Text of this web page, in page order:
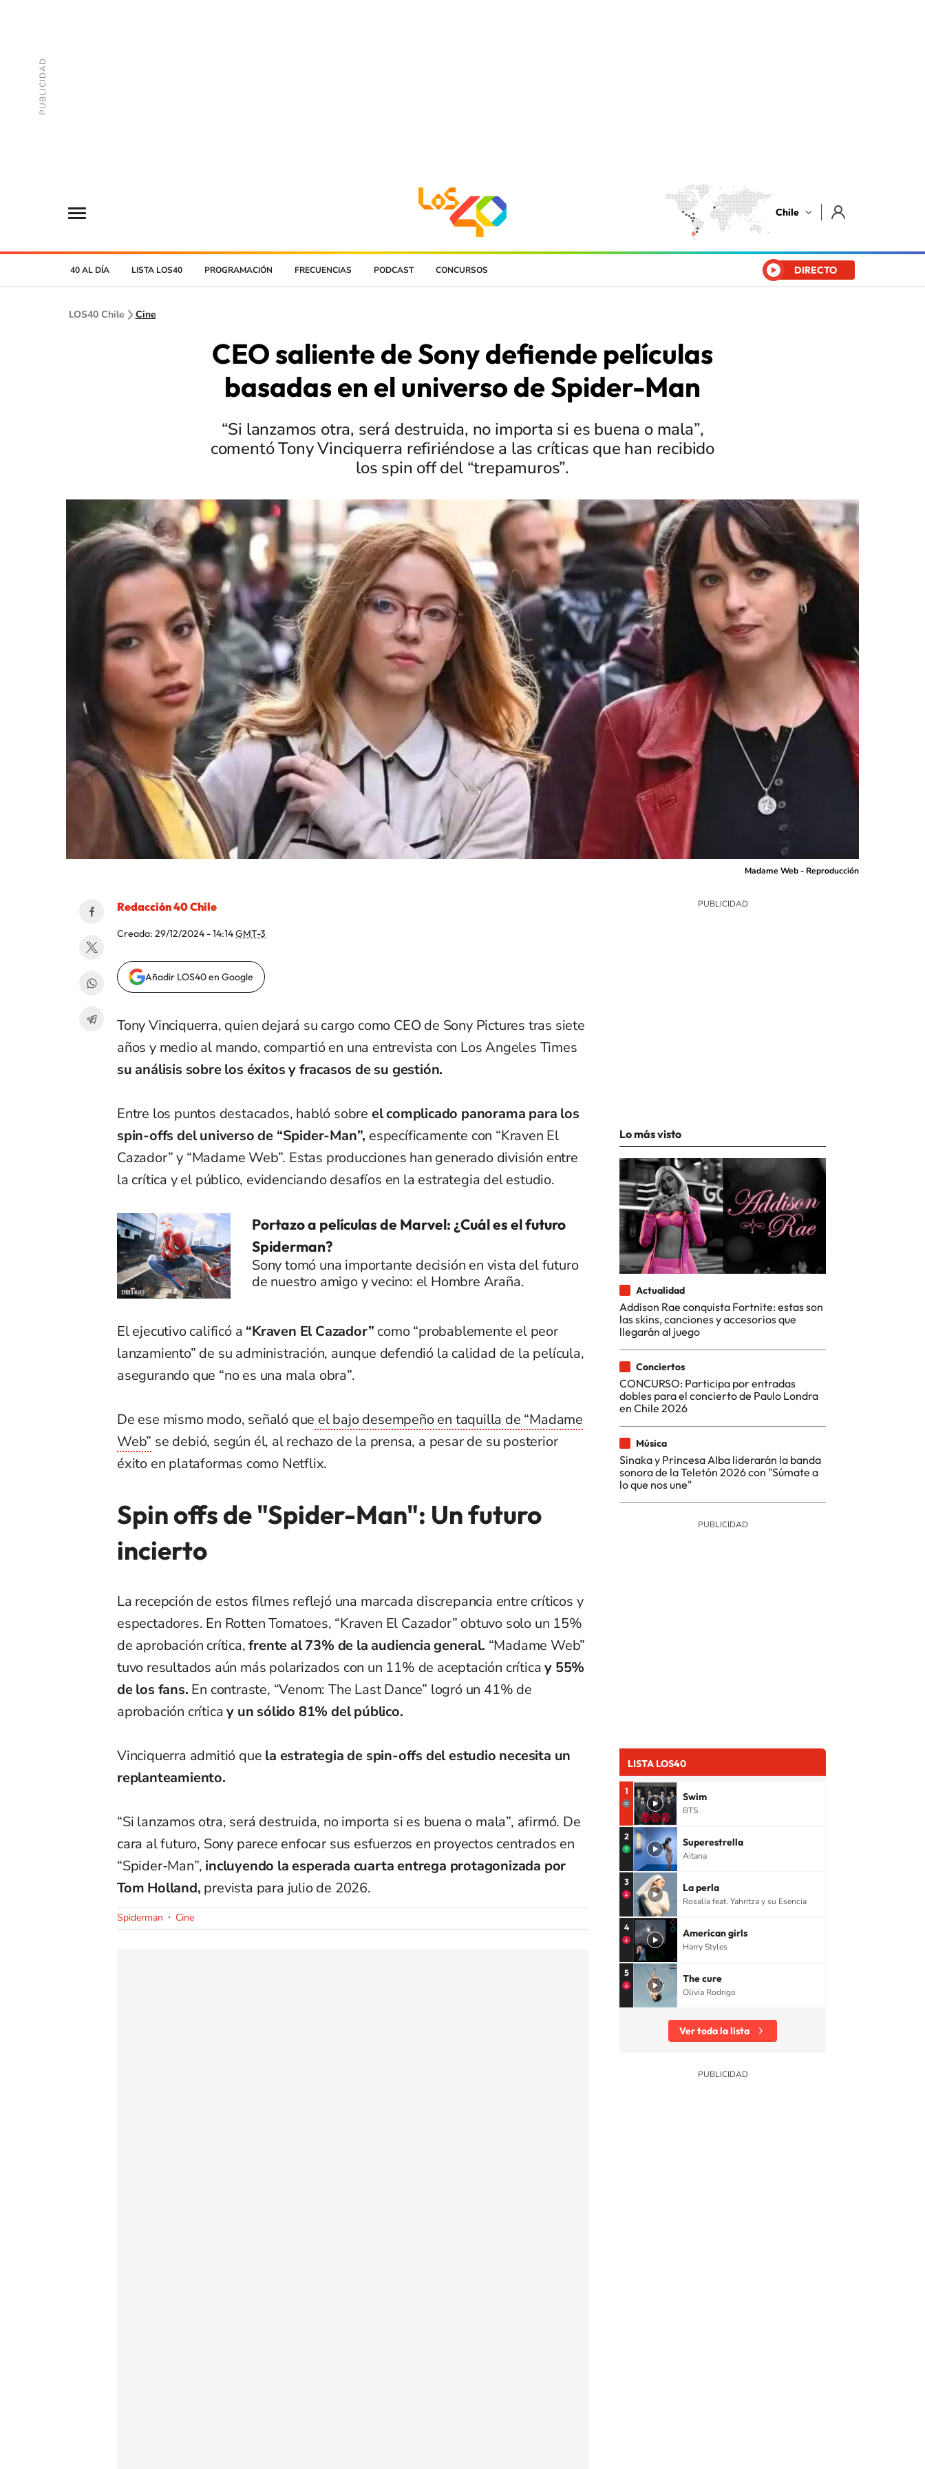
Chile
40 AL DÍA LISTA LOS40 PROGRAMACIÓN FRECUENCIAS PODCAST CONCURSOS DIRECTO
LOS40 Chile Cine
CEO saliente de Sony defiende películas
basadas en el universo de Spider-Man
“Si lanzamos otra, será destruida, no importa si es buena o mala”,
comentó Tony Vinciquerra refiriéndose a las críticas que han recibido
los spin off del “trepamuros”.
Madame Web - Reproducción
Redacción 40 Chile
Creada: 29/12/2024 - 14:14GMT-3
Añadir LOS40 en Google
Tony Vinciquerra, quien dejará su cargo como CEO de Sony Pictures tras siete
años y medio al mando, compartió en una entrevista con Los Angeles Times
su análisis sobre los éxitos y fracasos de su gestión.
Entre los puntos destacados, habló sobre el complicado panorama para los
spin-offs del universo de “Spider-Man”, específicamente con “Kraven El
Cazador” y “Madame Web”. Estas producciones han generado división entre
la crítica y el público, evidenciando desafíos en la estrategia del estudio.
Portazo a películas de Marvel: ¿Cuál es el futuro
Spiderman?
Sony tomó una importante decisión en vista del futuro
de nuestro amigo y vecino: el Hombre Araña.
El ejecutivo calificó a “Kraven El Cazador” como “probablemente el peor
lanzamiento” de su administración, aunque defendió la calidad de la película,
asegurando que “no es una mala obra”.
De ese mismo modo, señaló que el bajo desempeño en taquilla de “Madame
Web” se debió, según él, al rechazo de la prensa, a pesar de su posterior
éxito en plataformas como Netflix.
Spin offs de "Spider-Man": Un futuro
incierto
La recepción de estos filmes reflejó una marcada discrepancia entre críticos y
espectadores. En Rotten Tomatoes, “Kraven El Cazador” obtuvo solo un 15%
de aprobación crítica,frente al 73% de la audiencia general. “Madame Web”
tuvo resultados aún más polarizados con un 11% de aceptación críticay 55%
de los fans. En contraste, “Venom: The Last Dance” logró un 41% de
aprobación críticay un sólido 81% del público.
Vinciquerra admitió que la estrategia de spin-offs del estudio necesita un
replanteamiento.
“Si lanzamos otra, será destruida, no importa si es buena o mala”, afirmó. De
cara al futuro, Sony parece enfocar sus esfuerzos en proyectos centrados en
“Spider-Man”, incluyendo la esperada cuarta entrega protagonizada por
Tom Holland, prevista para julio de 2026.
Spiderman Cine
Lo más visto
Actualidad
Addison Rae conquista Fortnite: estas son
las skins, canciones y accesorios que
llegarán al juego
Conciertos
CONCURSO: Participa por entradas
dobles para el concierto de Paulo Londra
en Chile 2026
Música
Sinaka y Princesa Alba liderarán la banda
sonora de la Teletón 2026 con "Súmate a
lo que nos une"
LISTA LOS40
1 Swim
BTS
2 Superestrella
Aitana
3 La perla
Rosalía feat. Yahritza y su Esencia
4 American girls
Harry Styles
5 The cure
Olivia Rodrigo
Ver toda la lista